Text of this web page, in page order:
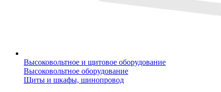
Высоковольтное и щитовое оборудование
Высоковольтное оборудование
Щиты и шкафы, шинопровод